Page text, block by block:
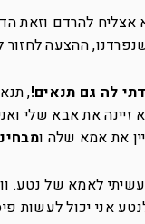
אצליח להרדם וזאת
ההצעה לחזור
לה גם תנאים!,
את אבא שלי
את אמא שלה ו
לאמא של נטע.
אני יכול לעשות